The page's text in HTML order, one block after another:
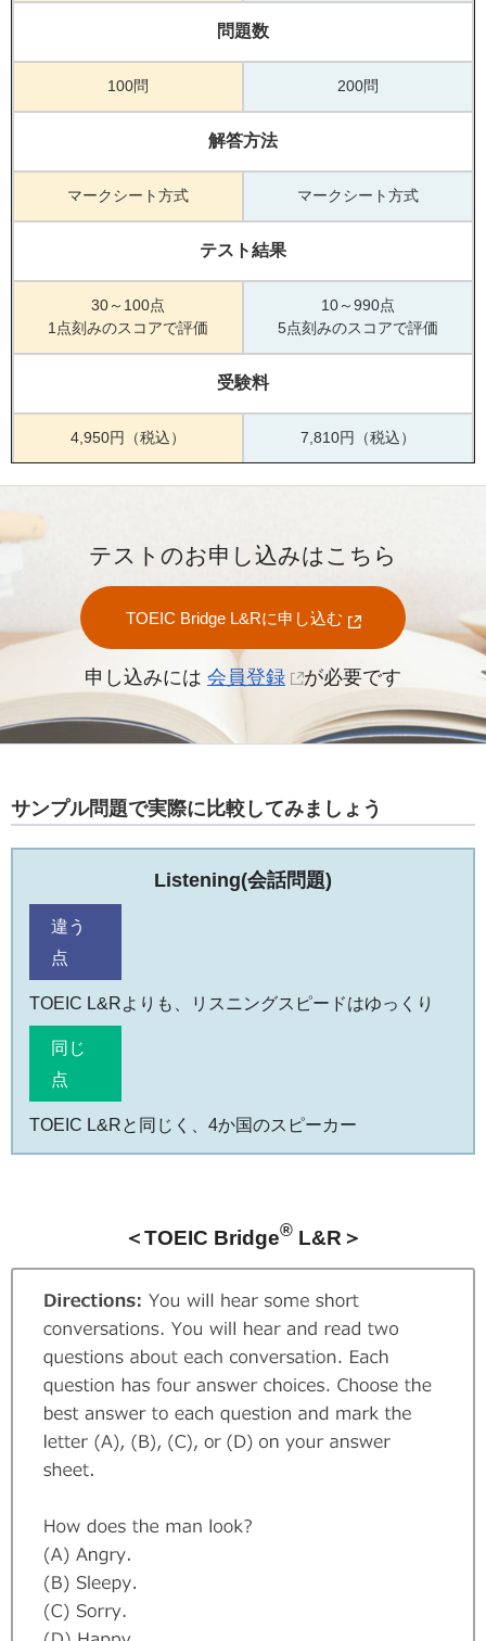
問題数
100問 200問
解答方法
マークシート方式 マークシート方式
テスト結果
30～100点
1点刻みのスコアで評価
10～990点
5点刻みのスコアで評価
受験料
4,950円（税込） 7,810円（税込）
テストのお申し込みはこちら
TOEIC Bridge L&Rに申し込む
申し込みには 会員登録 が必要です
サンプル問題で実際に比較してみましょう
Listening(会話問題)
違う
点
TOEIC L&Rよりも、リスニングスピードはゆっくり
同じ
点
TOEIC L&Rと同じく、4か国のスピーカー
＜TOEIC Bridge® L&R＞